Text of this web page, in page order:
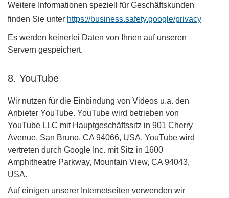
Weitere Informationen speziell für Geschäftskunden
finden Sie unter https://business.safety.google/privacy
Es werden keinerlei Daten von Ihnen auf unseren
Servern gespeichert.
8. YouTube
Wir nutzen für die Einbindung von Videos u.a. den
Anbieter YouTube. YouTube wird betrieben von
YouTube LLC mit Hauptgeschäftssitz in 901 Cherry
Avenue, San Bruno, CA 94066, USA. YouTube wird
vertreten durch Google Inc. mit Sitz in 1600
Amphitheatre Parkway, Mountain View, CA 94043,
USA.
Auf einigen unserer Internetseiten verwenden wir